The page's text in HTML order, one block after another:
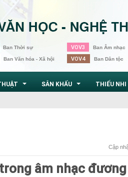
Ban Thời sự
Ban Văn hóa - Xã hội
VOV3 Ban Âm nhạc
VOV4 Ban Dân tộc
SÂN KHẤU THIẾU NHI
Cập
âm nhạc